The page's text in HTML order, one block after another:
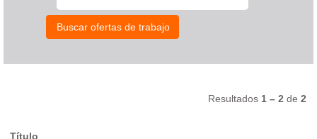
Resultados 1 – 2 de 2
Título